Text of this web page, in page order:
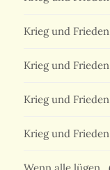
Krieg und
Krieg und
Krieg und
Krieg und